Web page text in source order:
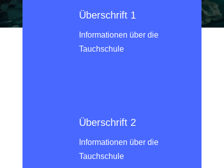
Überschrift 1
Informationen über die
Tauchschule
Überschrift 2
Informationen über die
Tauchschule